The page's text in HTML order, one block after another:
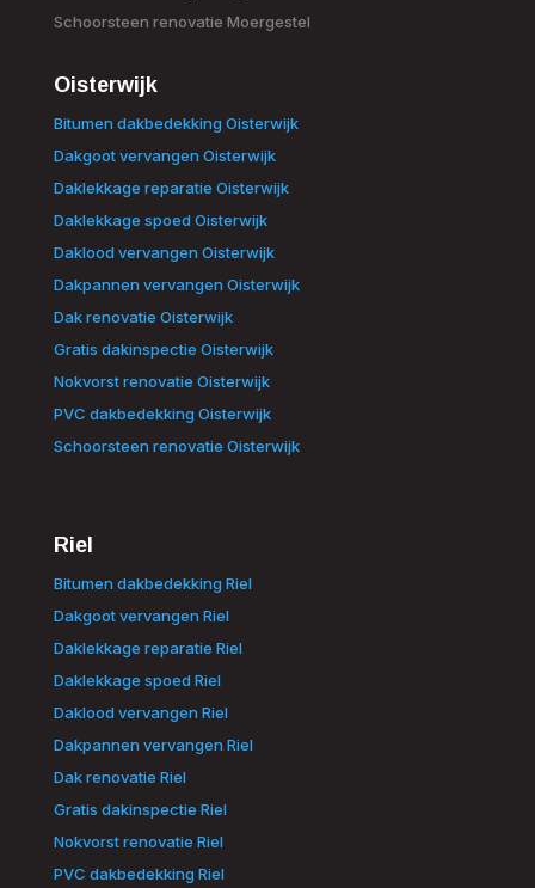
Schoorsteen renovatie Moergestel
Oisterwijk
Bitumen dakbedekking Oisterwijk
Dakgoot vervangen Oisterwijk
Daklekkage reparatie Oisterwijk
Daklekkage spoed Oisterwijk
Daklood vervangen Oisterwijk
Dakpannen vervangen Oisterwijk
Dak renovatie Oisterwijk
Gratis dakinspectie Oisterwijk
Nokvorst renovatie Oisterwijk
PVC dakbedekking Oisterwijk
Schoorsteen renovatie Oisterwijk
Riel
Bitumen dakbedekking Riel
Dakgoot vervangen Riel
Daklekkage reparatie Riel
Daklekkage spoed Riel
Daklood vervangen Riel
Dakpannen vervangen Riel
Dak renovatie Riel
Gratis dakinspectie Riel
Nokvorst renovatie Riel
PVC dakbedekking Riel